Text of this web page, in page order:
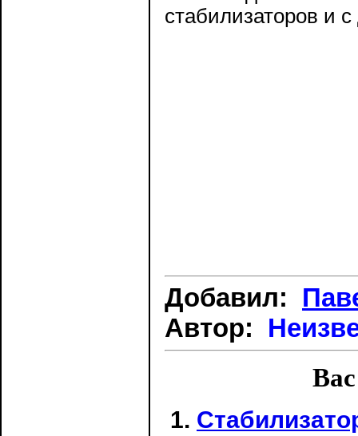
стабилизаторов и
Добавил:
Автор: